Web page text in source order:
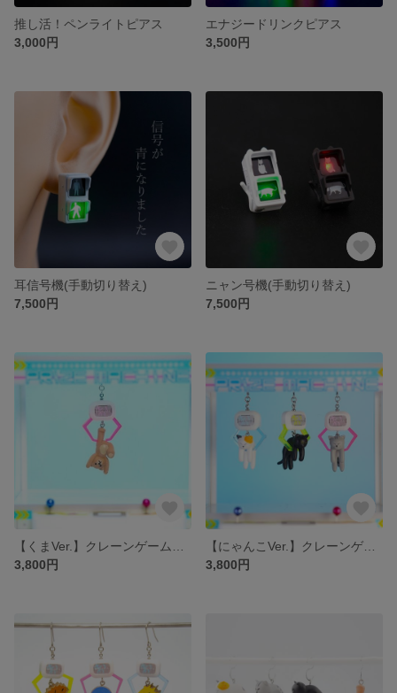
推し活！ペンライトピアス
3,000円
エナジードリンクピアス
3,500円
耳信号機(手動切り替え)
7,500円
ニャン号機(手動切り替え)
7,500円
3,800円
3,800円